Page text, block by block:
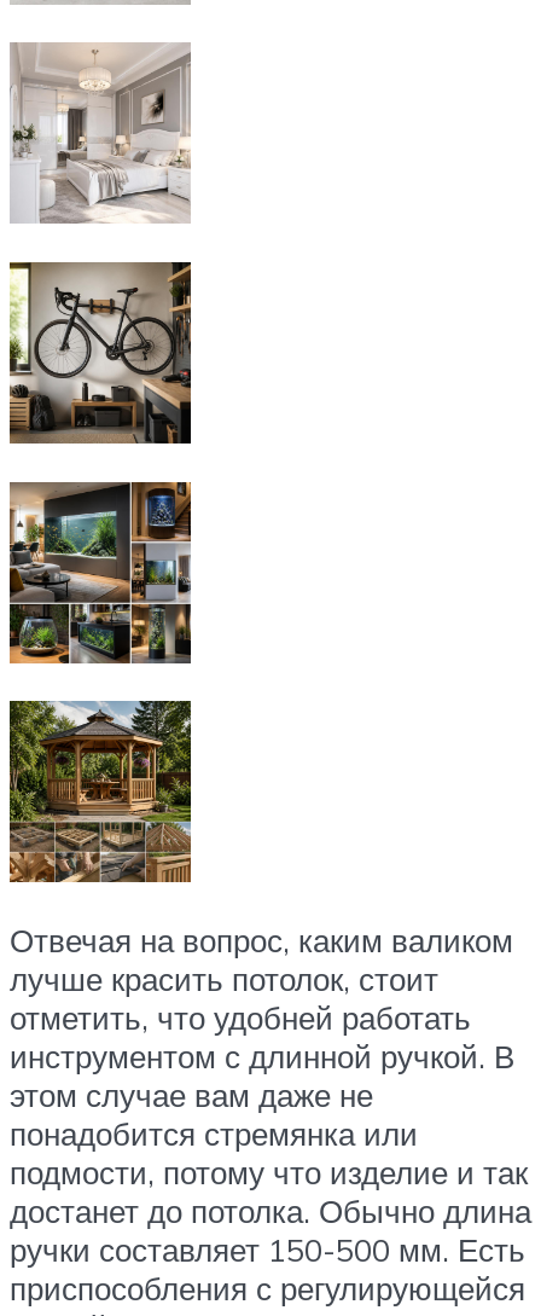
Отвечая на вопрос, каким валиком
лучше красить потолок, стоит
отметить, что удобней работать
инструментом с длинной ручкой. В
этом случае вам даже не
понадобится стремянка или
подмости, потому что изделие и так
достанет до потолка. Обычно длина
ручки составляет 150-500 мм. Есть
приспособления с регулирующейся